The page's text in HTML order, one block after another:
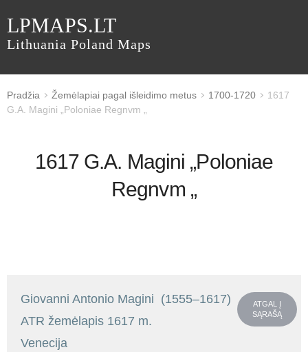
LPMAPS.LT
Lithuania Poland Maps
Pradžia Žemėlapiai pagal išleidimo metus 1700-1720
1617
G.A. Magini „Poloniae Regnvm „
1617 G.A. Magini „Poloniae
Regnvm „
Giovanni Antonio Magini (1555–1617)
ATR žemėlapis 1617 m.
Venecija
ATGAL Į
SĄRAŠĄ